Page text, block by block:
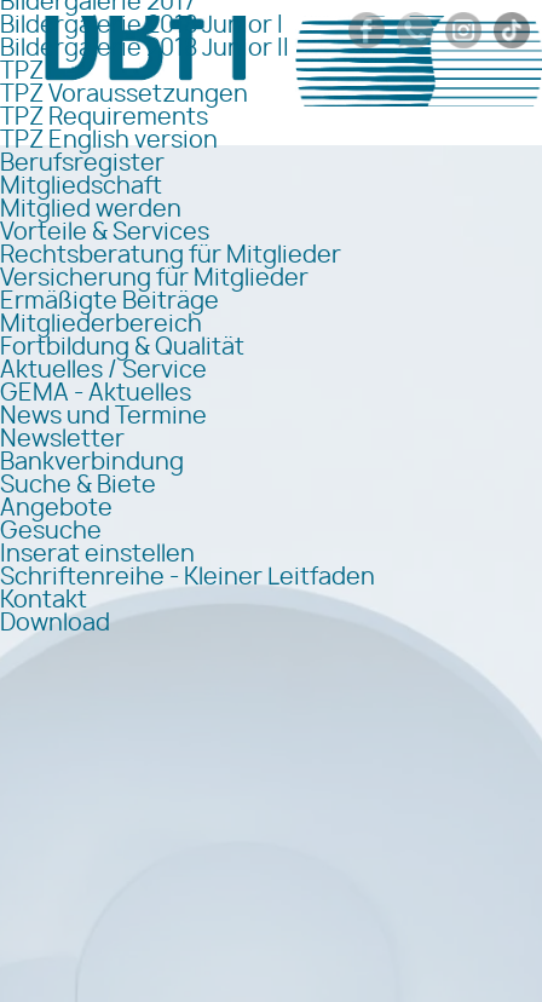
Bildergalerie 2018 Junior I
Bildergalerie 2018 Junior II
TPZ
TPZ Voraussetzungen
TPZ Requirements
TPZ English version
Berufsregister
Mitgliedschaft
Mitglied werden
Vorteile & Services
Rechtsberatung für Mitglieder
Versicherung für Mitglieder
Ermäßigte Beiträge
Mitgliederbereich
Fortbildung & Qualität
Aktuelles / Service
GEMA - Aktuelles
News und Termine
Newsletter
Bankverbindung
Suche & Biete
Angebote
Gesuche
Inserat einstellen
Schriftenreihe - Kleiner Leitfaden
Kontakt
Download